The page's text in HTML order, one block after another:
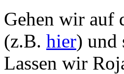
Gehen wir auf
(z.B. hier) und
Lassen wir